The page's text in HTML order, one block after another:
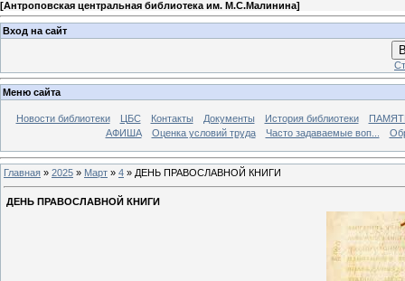
[Антроповская центральная библиотека им. М.С.Малинина]
Вход на сайт
Меню сайта
Новости библиотеки ЦБС Контакты Документы История библиотеки
АФИША
Оценка условий труда Часто задаваемые воп...
Главная » 2025 » Март » 4 » ДЕНЬ ПРАВОСЛАВНОЙ КНИГИ
ДЕНЬ ПРАВОСЛАВНОЙ КНИГИ